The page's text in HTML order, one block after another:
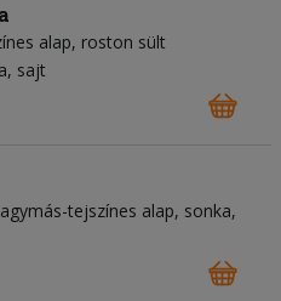
alap roston sült
sajt
tejszínes alap sonka